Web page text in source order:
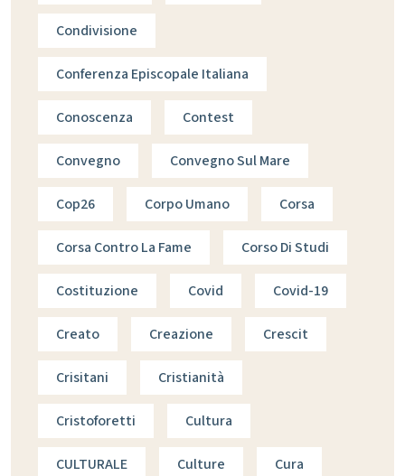
Condivisione
Conferenza Episcopale Italiana
Conoscenza Contest
Convegno Convegno Sul Mare
Cop26 Corpo Umano Corsa
Corsa Contro La Fame Corso Di Studi
Costituzione Covid Covid-19
Creato Creazione Crescit
Crisitani Cristianità
Cristoforetti Cultura
CULTURALE Culture Cura